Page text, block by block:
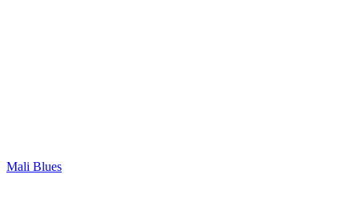
Mali Blues